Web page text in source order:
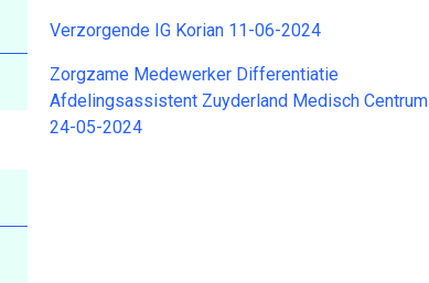
Verzorgende IG Korian 11-06-2024
Zorgzame Medewerker Differentiatie
Afdelingsassistent Zuyderland Medisch Centrum
24-05-2024